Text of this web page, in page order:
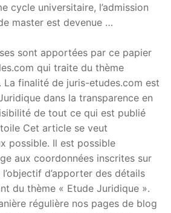
cycle universitaire, l’admission
master est devenue …
sont apportées par ce papier
qui traite du thème
La finalité de juris-etudes.com est
dans la transparence en
de tout ce qui est publié
Cet article se veut
possible. Il est possible
aux coordonnées inscrites sur
d’apporter des détails
du thème « Etude Juridique ».
régulière nos pages de blog